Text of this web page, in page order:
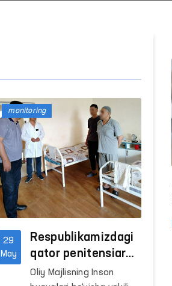
29
May
Respublikamizdagi
qator penitensiar
muassasalarga
Oliy Majlisning Inson
monitoring
“Ombudsman soati”: inson
huquqlari bo‘yicha interaktiv
darslar o‘tkazilmoqda